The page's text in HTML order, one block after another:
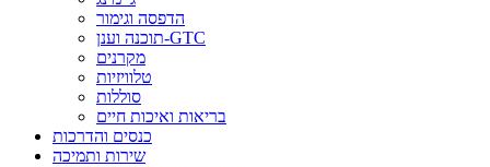
הדפסה וגימור
תוכנה וענן-GTC
מקרנים
טלוויזיות
סוללות
בריאות ואיכות חיים
כנסים והדרכות
שירות ותמיכה